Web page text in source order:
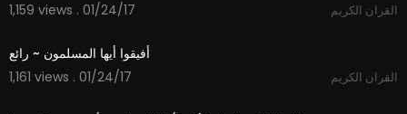
1,159 views . 01/24/17
القران الكريم
1,161 views . 01/24/17
القران الكريم